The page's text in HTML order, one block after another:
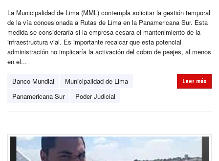
La Municipalidad de Lima (MML) contempla solicitar la gestión temporal
de la vía concesionada a Rutas de Lima en la Panamericana Sur. Esta
medida se consideraría si la empresa cesara el mantenimiento de la
infraestructura vial. Es importante recalcar que esta potencial
administración no implicaría la activación del cobro de peajes, al menos
en el...
Banco Mundial
Municipalidad de Lima
Panamericana Sur
Poder Judicial
Leer más